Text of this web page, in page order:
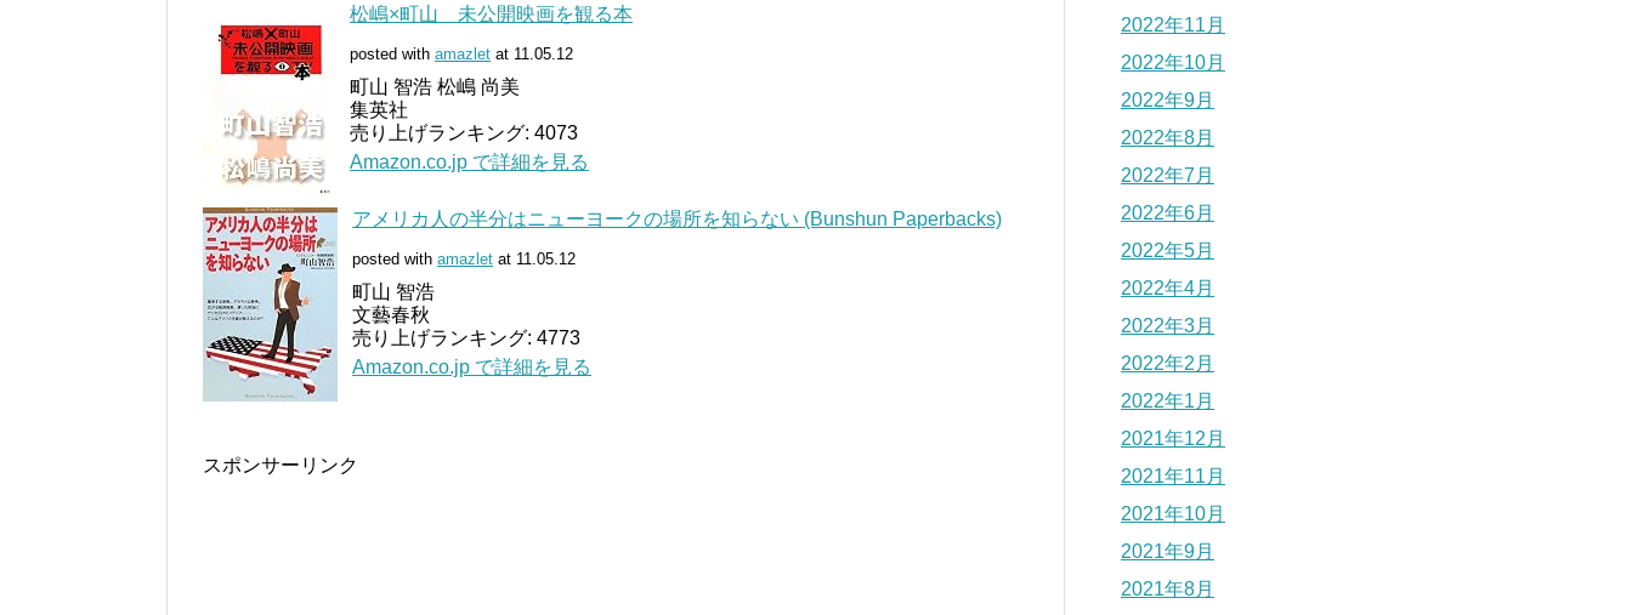
松嶋×町山 未公開映画を観る本
posted with amazlet at 11.05.12
町山 智浩 松嶋 尚美
集英社
売り上げランキング: 4073
Amazon.co.jp で詳細を見る
アメリカ人の半分はニューヨークの場所を知らない (Bunshun Paperbacks)
posted with amazlet at 11.05.12
町山 智浩
文藝春秋
売り上げランキング: 4773
Amazon.co.jp で詳細を見る
スポンサーリンク
2022年11月
2022年10月
2022年9月
2022年8月
2022年7月
2022年6月
2022年5月
2022年4月
2022年3月
2022年2月
2022年1月
2021年12月
2021年11月
2021年10月
2021年9月
2021年8月